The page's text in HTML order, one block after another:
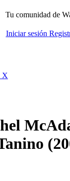
Tu comunidad de
Iniciar sesión
X